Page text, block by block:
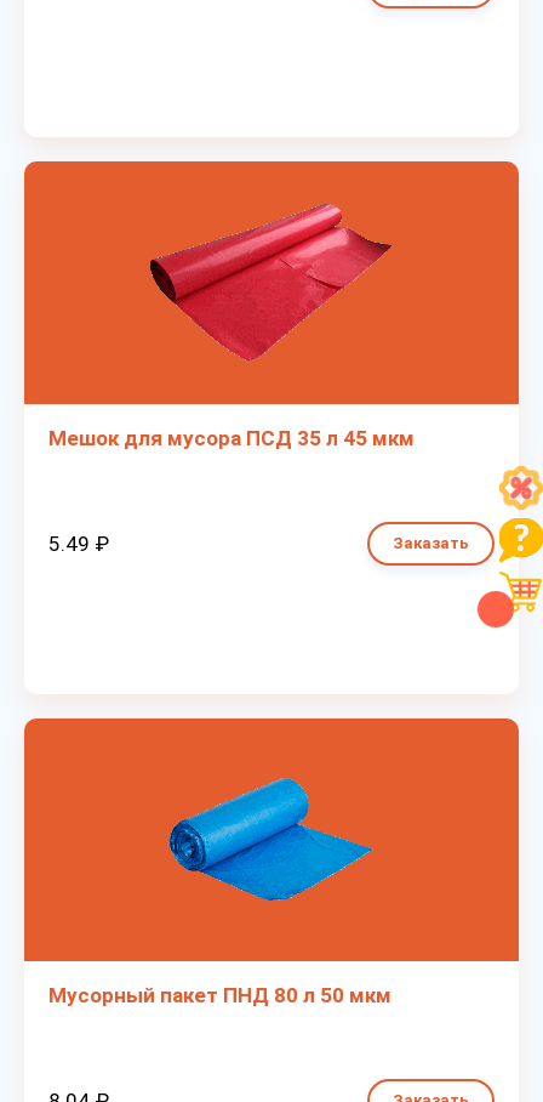
Мешок для мусора ПСД 35 л 45 мкм
5.49 ₽ Заказать
Мусорный пакет ПНД 80 л 50 мкм